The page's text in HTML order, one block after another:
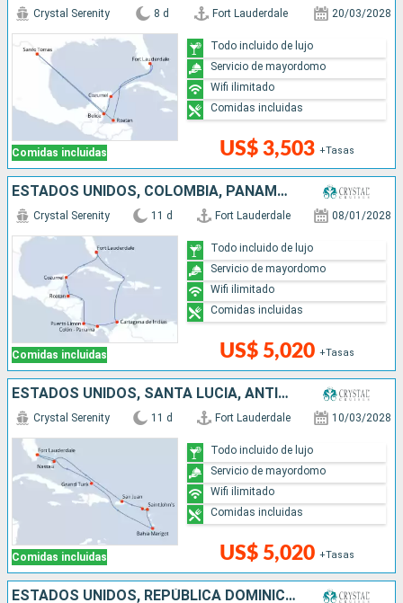
Comidas incluidas
Crystal Serenity 8 d Fort Lauderdale 20/03/2028
US$ 3,503 +Tasas
Todo incluido de lujo
Servicio de mayordomo
Wifi ilimitado
Comidas incluidas
ESTADOS UNIDOS, COLOMBIA, PANAMÁ, COSTA RICA, HONDURAS, MÉXICO
Comidas incluidas
Crystal Serenity 11 d Fort Lauderdale 08/01/2028
US$ 5,020 +Tasas
Todo incluido de lujo
Servicio de mayordomo
Wifi ilimitado
Comidas incluidas
ESTADOS UNIDOS, SANTA LUCIA, ANTIGUA Y BARBUDA, PUERTO RICO, BAHAMAS
Comidas incluidas
Crystal Serenity 11 d Fort Lauderdale 10/03/2028
US$ 5,020 +Tasas
Todo incluido de lujo
Servicio de mayordomo
Wifi ilimitado
Comidas incluidas
ESTADOS UNIDOS, REPÚBLICA DOMINICANA, MÉXICO, SANTA LUCIA, ISLAS CAIMÁN, JAMAICA, PUERTO RICO